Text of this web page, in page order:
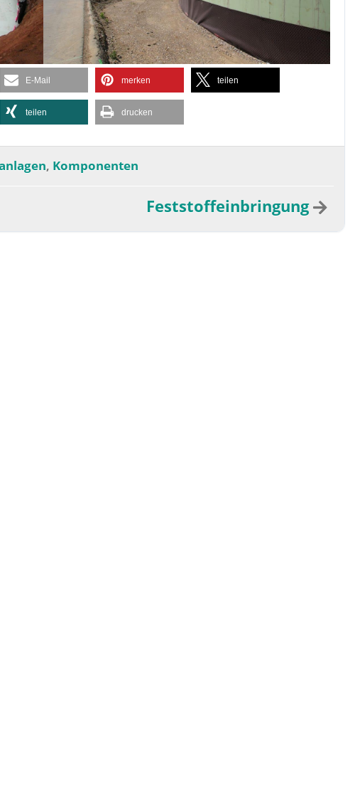
E-Mail merken teilen
teilen drucken
, Komponenten
Feststoffeinbringung